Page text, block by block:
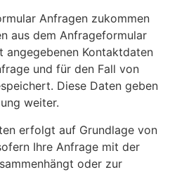
Anfragen zukommen
aus dem Anfrageformular
angegebenen Kontaktdaten
und für den Fall von
Diese Daten geben
weiter.
erfolgt auf Grundlage von
Ihre Anfrage mit der
oder zur